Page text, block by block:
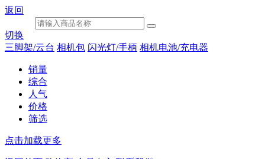
返回
切换
三脚架/云台 相机包 闪光灯/手柄 相机电池/充电器
销量
综合
人气
价格
筛选
点击加载更多